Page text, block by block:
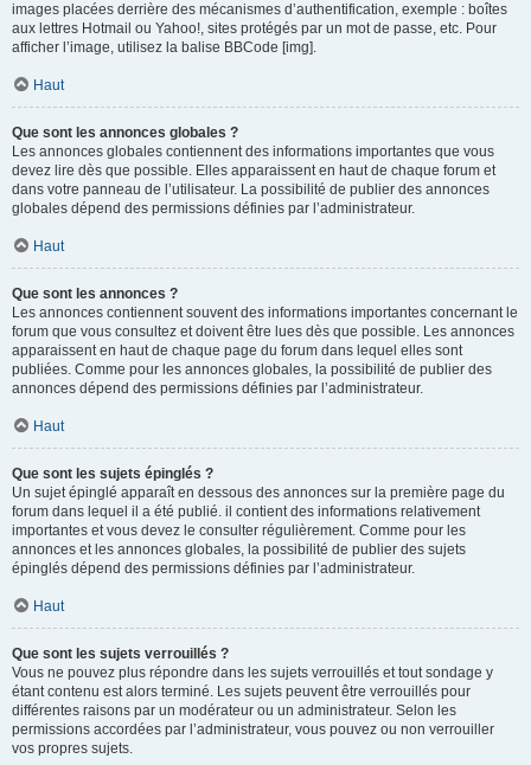
images placées derrière des mécanismes d’authentification, exemple : boîtes
aux lettres Hotmail ou Yahoo!, sites protégés par un mot de passe, etc. Pour
afficher l’image, utilisez la balise BBCode [img].
Haut
Que sont les annonces globales ?
Les annonces globales contiennent des informations importantes que vous
devez lire dès que possible. Elles apparaissent en haut de chaque forum et
dans votre panneau de l’utilisateur. La possibilité de publier des annonces
globales dépend des permissions définies par l’administrateur.
Haut
Que sont les annonces ?
Les annonces contiennent souvent des informations importantes concernant le
forum que vous consultez et doivent être lues dès que possible. Les annonces
apparaissent en haut de chaque page du forum dans lequel elles sont
publiées. Comme pour les annonces globales, la possibilité de publier des
annonces dépend des permissions définies par l’administrateur.
Haut
Que sont les sujets épinglés ?
Un sujet épinglé apparaît en dessous des annonces sur la première page du
forum dans lequel il a été publié. il contient des informations relativement
importantes et vous devez le consulter régulièrement. Comme pour les
annonces et les annonces globales, la possibilité de publier des sujets
épinglés dépend des permissions définies par l’administrateur.
Haut
Que sont les sujets verrouillés ?
Vous ne pouvez plus répondre dans les sujets verrouillés et tout sondage y
étant contenu est alors terminé. Les sujets peuvent être verrouillés pour
différentes raisons par un modérateur ou un administrateur. Selon les
permissions accordées par l’administrateur, vous pouvez ou non verrouiller
vos propres sujets.